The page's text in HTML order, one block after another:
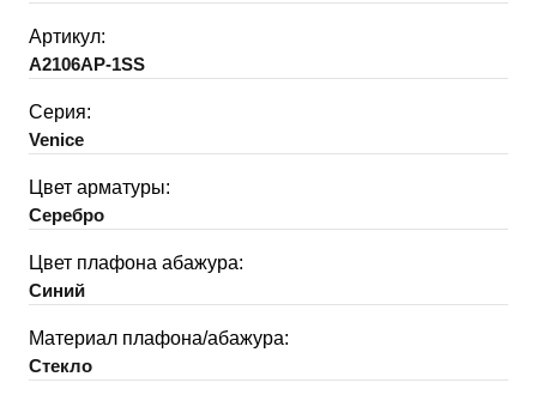
Артикул:
A2106AP-1SS
Серия:
Venice
Цвет арматуры:
Серебро
Цвет плафона абажура:
Синий
Материал плафона/абажура:
Стекло